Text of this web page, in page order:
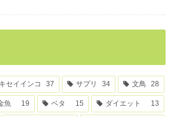
セイインコ 37 サプリ 34 文鳥 28
魚 19 ベタ 15 ダイエット 13